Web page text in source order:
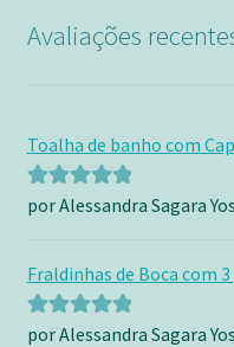
Avaliações
Toalha de banho com
Avaliação5
por Alessandra Sagara
Fraldinhas de Boca com
Avaliação5
por Alessandra Sagara